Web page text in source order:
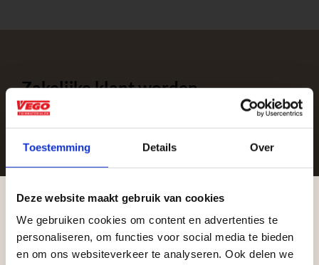
Toestemming Details Over
Deze website maakt gebruik van cookies
We gebruiken cookies om content en advertenties te
personaliseren, om functies voor social media te bieden
en om ons websiteverkeer te analyseren. Ook delen we
Zakelijke klant worden
Vego Tuinmaterialen is de meest geschikte partner
voor zakelijke klanten op zoek naar tuin- en
infraproducten. Als professionele leverancier van
tuinmaterialen bieden wij een breed assortiment
aan producten van topkwaliteit. Lees meer over de
Aangepaste openingstijden tijdens de
vakantieperiode